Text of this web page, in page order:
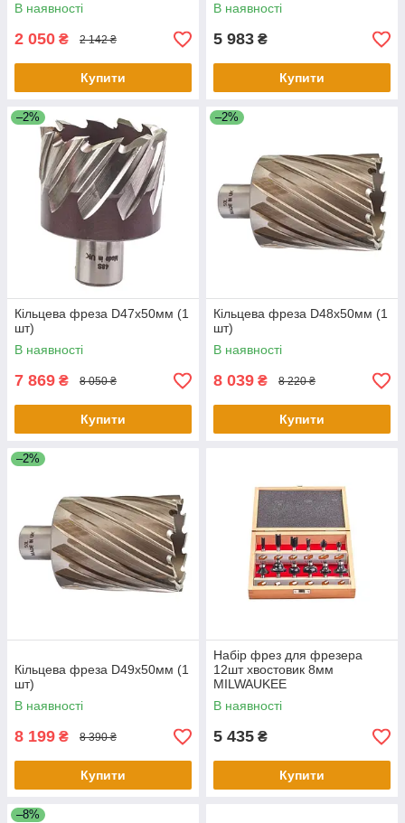
В наявності
2 050 ₴ 2 142 ₴
Купити
В наявності
5 983 ₴
Купити
–2%
Кільцева фреза D47х50мм (1
шт)
В наявності
7 869 ₴ 8 050 ₴
Купити
–2%
Кільцева фреза D48х50мм (1
шт)
В наявності
8 039 ₴ 8 220 ₴
Купити
–2%
Кільцева фреза D49х50мм (1
шт)
В наявності
8 199 ₴ 8 390 ₴
Купити
Набір фрез для фрезера
12шт хвостовик 8мм
MILWAUKEE
В наявності
5 435 ₴
Купити
–8%